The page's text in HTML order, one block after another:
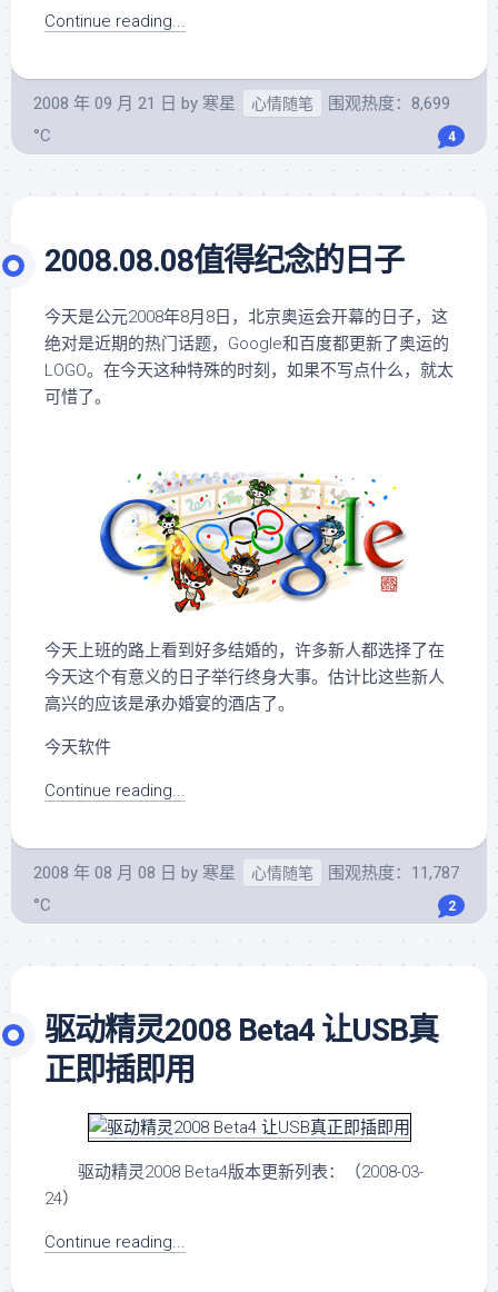
Continue reading...
2008 年 09 月 21 日 by 寒星 心情随笔
围观热度：8,699
°C
4
2008.08.08值得纪念的日子
今天是公元2008年8月8日，北京奥运会开幕的日子，这
绝对是近期的热门话题，Google和百度都更新了奥运的
LOGO。在今天这种特殊的时刻，如果不写点什么，就太
可惜了。
今天上班的路上看到好多结婚的，许多新人都选择了在
今天这个有意义的日子举行终身大事。估计比这些新人
高兴的应该是承办婚宴的酒店了。
今天软件
Continue reading...
2008 年 08 月 08 日 by 寒星 心情随笔
围观热度：11,787
°C
2
驱动精灵2008 Beta4 让USB真
正即插即用
驱动精灵2008 Beta4版本更新列表：（2008-03-
24）
Continue reading...